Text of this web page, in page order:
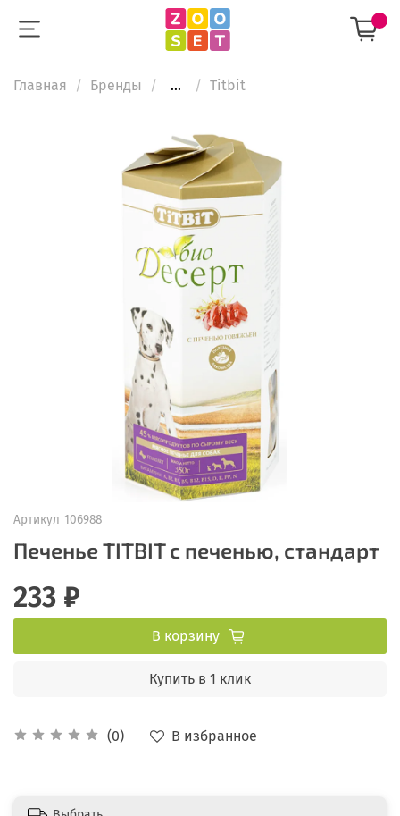
Главная Бренды ... Titbit
Артикул 106988
Печенье TITBIT с печенью, стандарт
(0) В избранное
233 ₽
В корзину
Купить в 1 клик